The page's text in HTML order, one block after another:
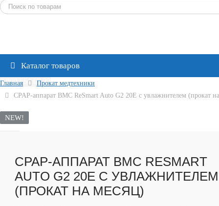
Каталог товаров
8 800 551 02 33
Главная
Прокат медтехники
CPAP-аппарат BMC ReSmart Auto G2 20E с увлажнителем (прокат
NEW!
CPAP-АППАРАТ BMC RESMART
AUTO G2 20E С УВЛАЖНИТЕЛЕМ
(ПРОКАТ НА МЕСЯЦ)